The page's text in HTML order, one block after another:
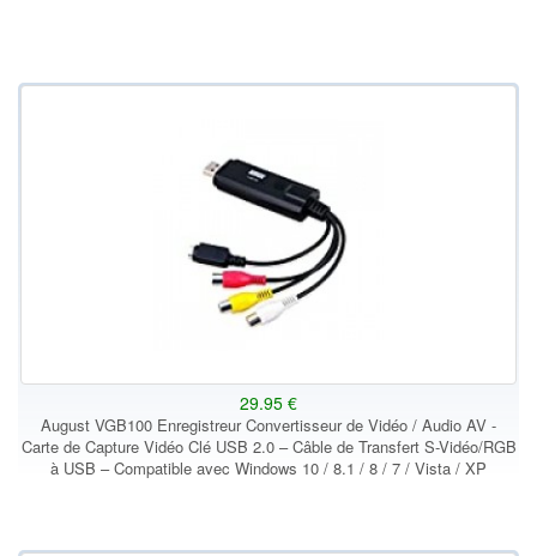
29.95 €
August VGB100 Enregistreur Convertisseur de Vidéo / Audio AV -
Carte de Capture Vidéo Clé USB 2.0 – Câble de Transfert S-Vidéo/RGB
à USB – Compatible avec Windows 10 / 8.1 / 8 / 7 / Vista / XP